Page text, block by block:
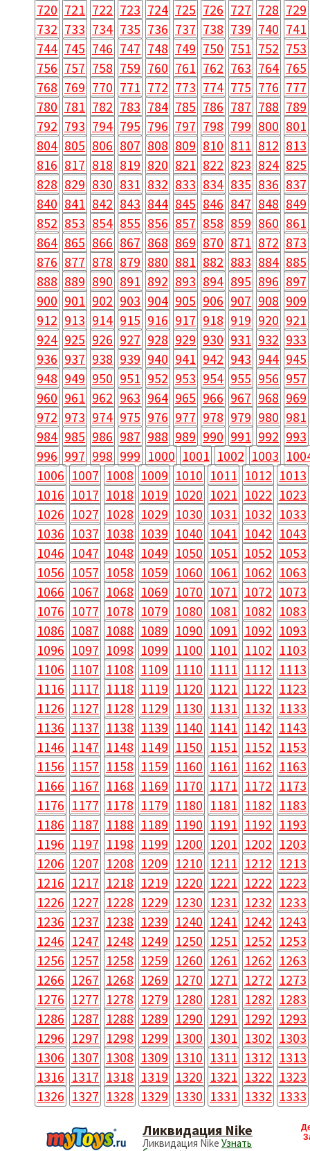
720 721 722 723 724 725 726 727 728 729
732 733 734 735 736 737 738 739 740 741
744 745 746 747 748 749 750 751 752 753
756 757 758 759 760 761 762 763 764 765
768 769 770 771 772 773 774 775 776 777
780 781 782 783 784 785 786 787 788 789
792 793 794 795 796 797 798 799 800 801
804 805 806 807 808 809 810 811 812 813
816 817 818 819 820 821 822 823 824 825
828 829 830 831 832 833 834 835 836 837
840 841 842 843 844 845 846 847 848 849
852 853 854 855 856 857 858 859 860 861
864 865 866 867 868 869 870 871 872 873
876 877 878 879 880 881 882 883 884 885
888 889 890 891 892 893 894 895 896 897
900 901 902 903 904 905 906 907 908 909
912 913 914 915 916 917 918 919 920 921
924 925 926 927 928 929 930 931 932 933
936 937 938 939 940 941 942 943 944 945
948 949 950 951 952 953 954 955 956 957
960 961 962 963 964 965 966 967 968 969
972 973 974 975 976 977 978 979 980 981
984 985 986 987 988 989 990 991 992 993
996 997 998 999 1000 1001 1002 1003
1006 1007 1008 1009 1010 1011 1012 1013
1016 1017 1018 1019 1020 1021 1022 1023
1026 1027 1028 1029 1030 1031 1032 1033
1036 1037 1038 1039 1040 1041 1042 1043
1046 1047 1048 1049 1050 1051 1052 1053
1056 1057 1058 1059 1060 1061 1062 1063
1066 1067 1068 1069 1070 1071 1072 1073
1076 1077 1078 1079 1080 1081 1082 1083
1086 1087 1088 1089 1090 1091 1092 1093
1096 1097 1098 1099 1100 1101 1102 1103
1106 1107 1108 1109 1110 1111 1112 1113
1116 1117 1118 1119 1120 1121 1122 1123
1126 1127 1128 1129 1130 1131 1132 1133
1136 1137 1138 1139 1140 1141 1142 1143
1146 1147 1148 1149 1150 1151 1152 1153
1156 1157 1158 1159 1160 1161 1162 1163
1166 1167 1168 1169 1170 1171 1172 1173
1176 1177 1178 1179 1180 1181 1182 1183
1186 1187 1188 1189 1190 1191 1192 1193
1196 1197 1198 1199 1200 1201 1202 1203
1206 1207 1208 1209 1210 1211 1212 1213
1216 1217 1218 1219 1220 1221 1222 1223
1226 1227 1228 1229 1230 1231 1232 1233
1236 1237 1238 1239 1240 1241 1242 1243
1246 1247 1248 1249 1250 1251 1252 1253
1256 1257 1258 1259 1260 1261 1262 1263
1266 1267 1268 1269 1270 1271 1272 1273
1276 1277 1278 1279 1280 1281 1282 1283
1286 1287 1288 1289 1290 1291 1292 1293
1296 1297 1298 1299 1300 1301 1302 1303
1306 1307 1308 1309 1310 1311 1312 1313
1316 1317 1318 1319 1320 1321 1322 1323
1326 1327 1328 1329 1330 1331 1332 1333
Ликвидация Nike
Ликвидация Nike Узнать